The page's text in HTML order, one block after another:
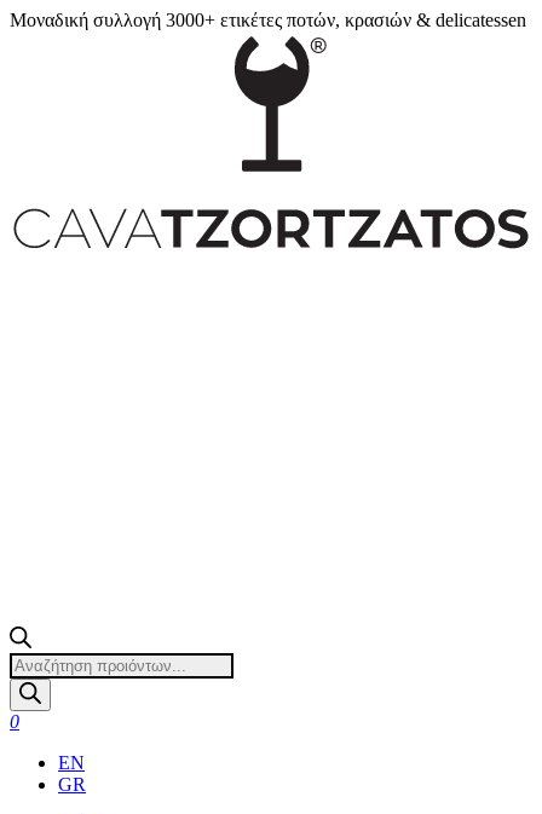
Μοναδική συλλογή 3000+ ετικέτες ποτών, κρασιών & delicatessen
Products
search
0
EN
GR